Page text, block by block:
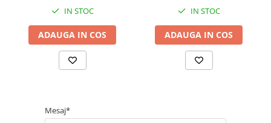
IN STOC
ADAUGA IN COS
IN STOC
ADAUGA IN COS
Mesaj*